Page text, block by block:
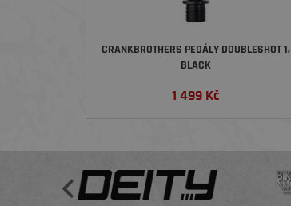
CRANKBROTHERS PEDÁLY DOUBLESHOT 1,
BLACK
1 499 Kč